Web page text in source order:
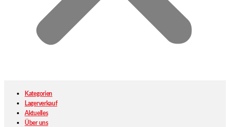
Kategorien
Lagerverkauf
Aktuelles
Über uns